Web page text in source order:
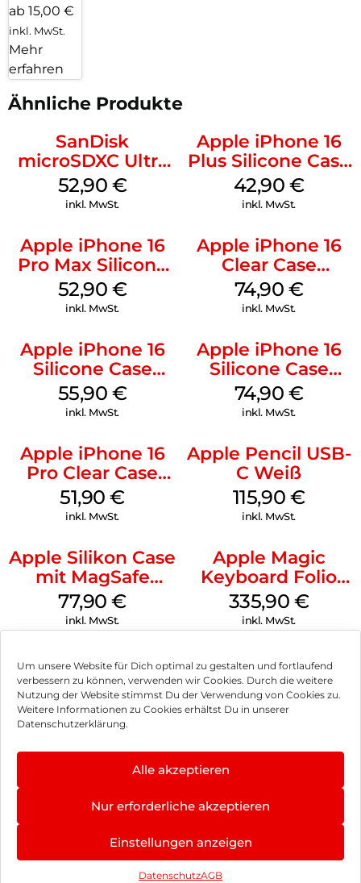
Um unsere Website für Dich optimal zu gestalten und fortlaufend
verbessern zu können, verwenden wir Cookies. Durch die weitere
Nutzung der Website stimmst Du der Verwendung von Cookies zu.
Weitere Informationen zu Cookies erhältst Du in unserer
Datenschutzerklärung.
Alle akzeptieren
Nur erforderliche akzeptieren
Einstellungen anzeigen
DatenschutzAGB
ab 15,00 €
inkl. MwSt.
Mehr
erfahren
Ähnliche Produkte
SanDisk
microSDXC Ultra
128 GB + Adapter
Mobile
52,90 €
inkl. MwSt.
Apple iPhone 16
Plus Silicone Case
MagSafe Plum
42,90 €
inkl. MwSt.
Apple iPhone 16
Pro Max Silicone
Case MagSafe
Ultramarine
52,90 €
inkl. MwSt.
Apple iPhone 16
Clear Case
MagSafe
Transparent
74,90 €
inkl. MwSt.
Apple iPhone 16
Silicone Case
MagSafe Plum
55,90 €
inkl. MwSt.
Apple iPhone 16
Silicone Case
MagSafe Black
74,90 €
inkl. MwSt.
Apple iPhone 16
Pro Clear Case
MagSafe
Transparent
51,90€
inkl. MwSt.
Apple Pencil USB-
C Weiß
115,90 €
inkl. MwSt.
Apple Silikon Case
mit MagSafe
iPhone 14 Pro
(PRODUCT)RED
77,90€
inkl. MwSt.
Apple Magic
Keyboard Folio
iPad 10.9″ (10.Gen.)
Weiß
335,90 €
inkl. MwSt.
Impressum
Hinweis zur Batterieentsorgung
Newsletter
, Brodos AG – All Rights Reserved.
★★★★★